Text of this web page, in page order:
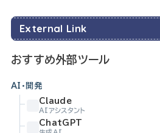
External Link
おすすめ外部ツール
AI・開発
Claude
AIアシスタント
ChatGPT